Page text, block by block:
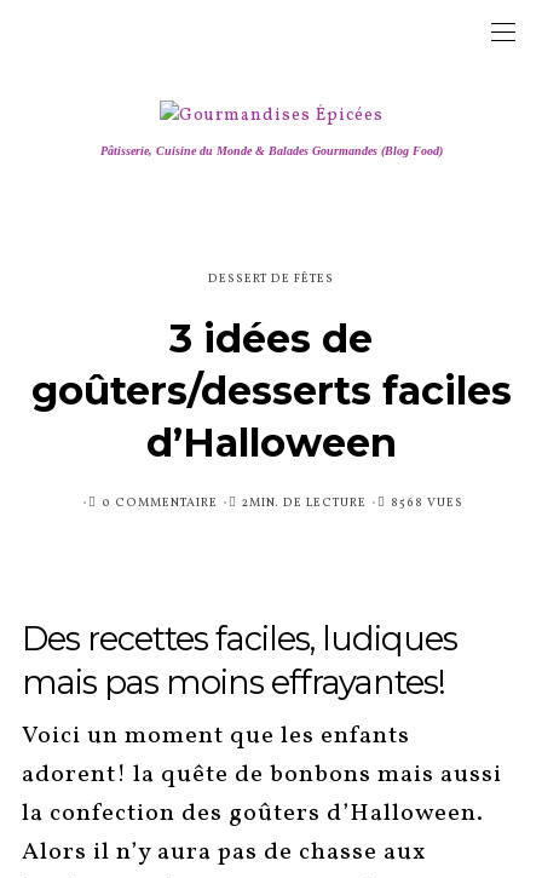
Pâtisserie, Cuisine du Monde & Balades Gourmandes (Blog Food)
DESSERT DE FÊTES
3 idées de
goûters/desserts faciles
d’Halloween
PUBLIÉ0 COMMENTAIRE 2MIN. DE LECTURE 8568 VUES
Des recettes faciles, ludiques
mais pas moins effrayantes!
Voici un moment que les enfants
adorent! la quête de bonbons mais aussi
la confection des goûters d’Halloween.
Alors il n’y aura pas de chasse aux